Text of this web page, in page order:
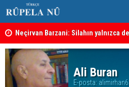
Neçirvan Barzani: Silahın yalnızca
toplanması kararı uygulanmalı
Ali Buran
E-posta: